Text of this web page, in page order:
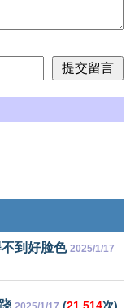
到好脸色 2025/1/17
(21,514次)